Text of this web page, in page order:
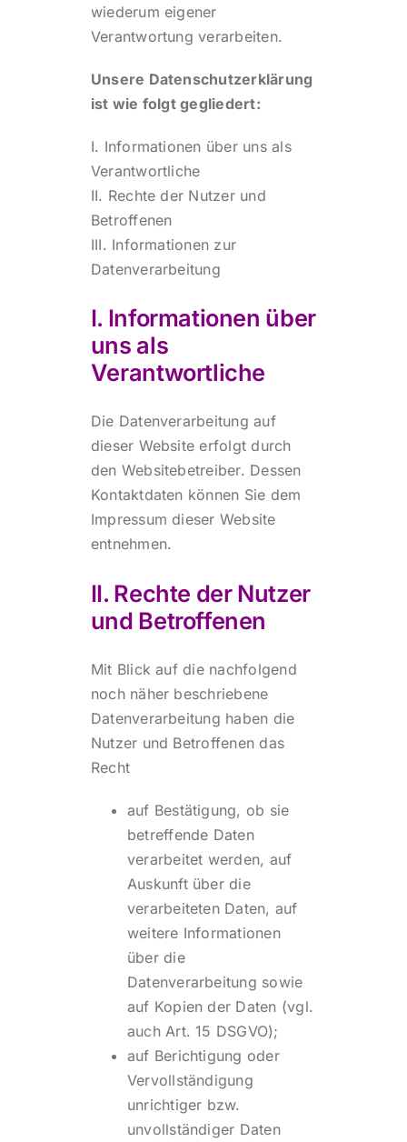
wiederum eigener
Verantwortung verarbeiten.
Unsere Datenschutzerklärung
ist wie folgt gegliedert:
I. Informationen über uns als
Verantwortliche
II. Rechte der Nutzer und
Betroffenen
III. Informationen zur
Datenverarbeitung
I. Informationen über
uns als
Verantwortliche
Die Datenverarbeitung auf
dieser Website erfolgt durch
den Websitebetreiber. Dessen
Kontaktdaten können Sie dem
Impressum dieser Website
entnehmen.
II. Rechte der Nutzer
und Betroffenen
Mit Blick auf die nachfolgend
noch näher beschriebene
Datenverarbeitung haben die
Nutzer und Betroffenen das
Recht
auf Bestätigung, ob sie
betreffende Daten
verarbeitet werden, auf
Auskunft über die
verarbeiteten Daten, auf
weitere Informationen
über die
Datenverarbeitung sowie
auf Kopien der Daten (vgl.
auch Art. 15 DSGVO);
auf Berichtigung oder
Vervollständigung
unrichtiger bzw.
unvollständiger Daten